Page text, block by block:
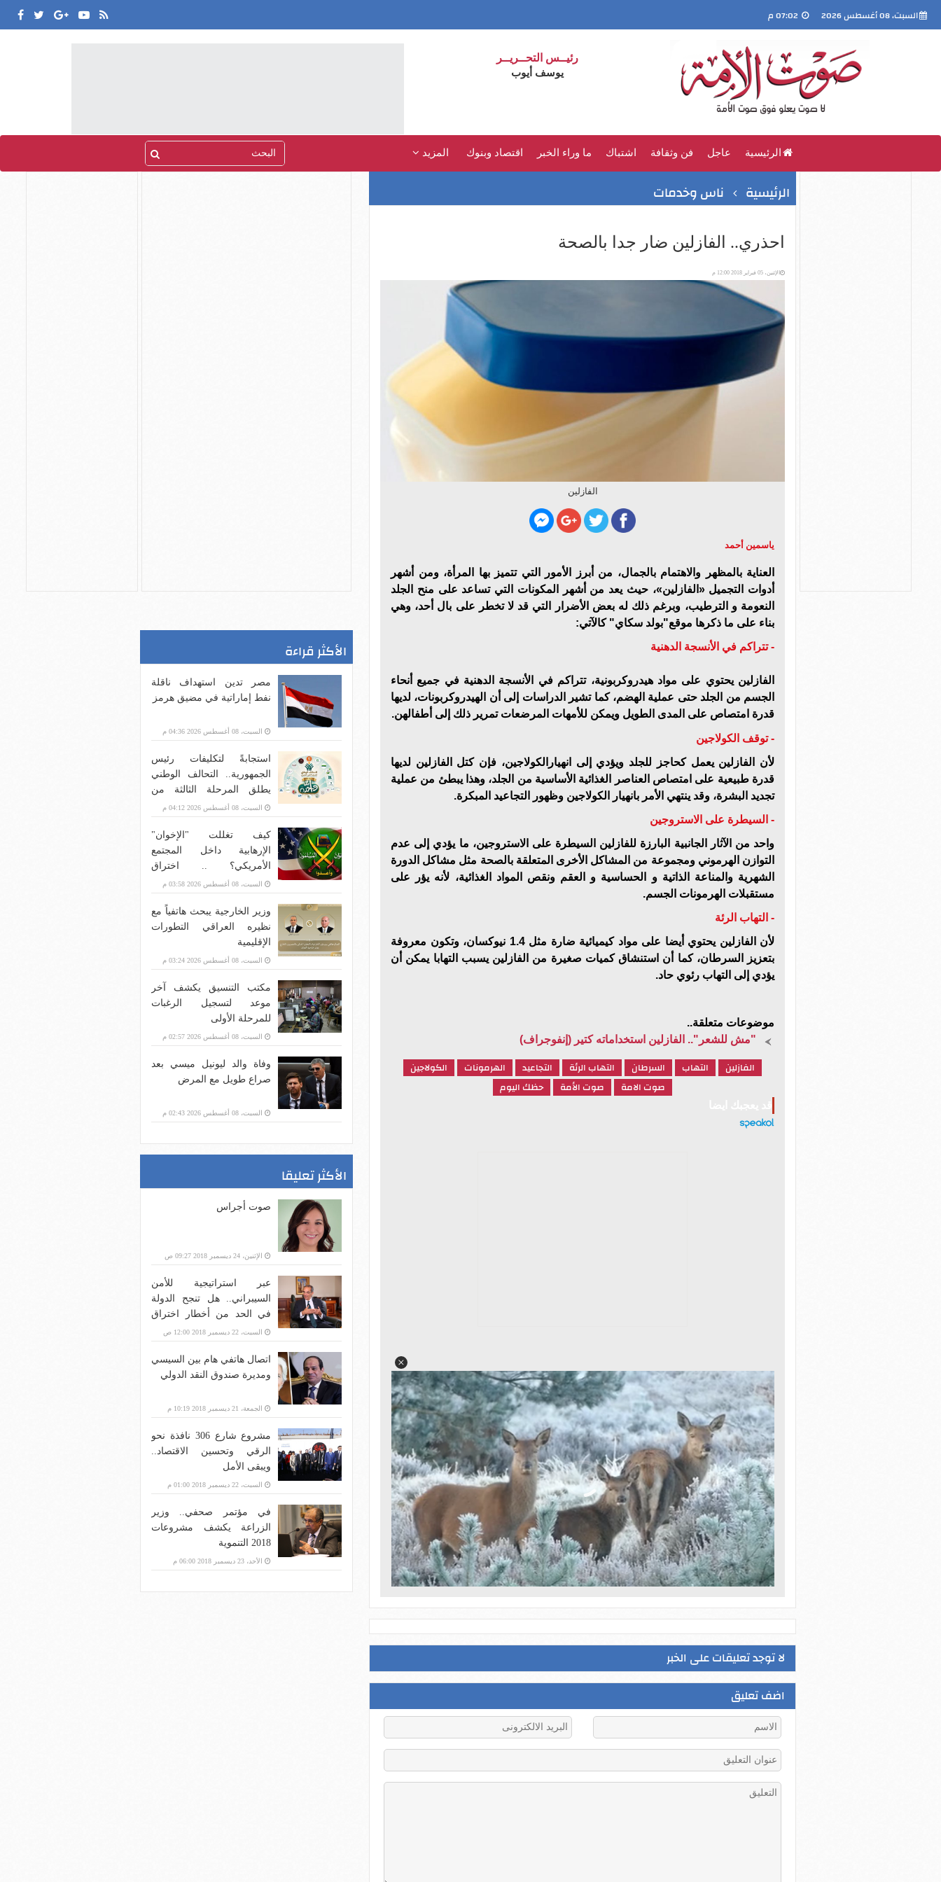
السبت، 08 أغسطس 2026
رئيــس التحــريــر
يوسف أيوب
الرئيسية عاجل فن وثقافة اشتباك ما وراء الخبر اقتصاد وبنوك المزيد
الرئيسية ناس وخدمات
احذري.. الفازلين ضار جدا بالصحة
الإثنين، 05 فبراير 2018 12:00 م
الفازلين
ياسمين أحمد
العناية بالمظهر والاهتمام بالجمال، من أبرز الأمور التي تتميز بها المرأة، ومن أشهر
أدوات التجميل «الفازلين»، حيث يعد من أشهر المكونات التي تساعد على منح الجلد
النعومة و الترطيب، وبرغم ذلك له بعض الأضرار التي قد لا تخطر على بال أحد، وهي
بناء على ما ذكرها موقع"بولد سكاي" كالآتي:
- تتراكم في الأنسجة الدهنية
الفازلين يحتوي على مواد هيدروكربونية، تتراكم في الأنسجة الدهنية في جميع أنحاء
الجسم من الجلد حتى عملية الهضم، كما تشير الدراسات إلى أن الهيدروكربونات، لديها
قدرة امتصاص على المدى الطويل ويمكن للأمهات المرضعات تمرير ذلك إلى أطفالهن.
- توقف الكولاجين
لأن الفازلين يعمل كحاجز للجلد ويؤدي إلى انهيارالكولاجين، فإن كتل الفازلين لديها
قدرة طبيعية على امتصاص العناصر الغذائية الأساسية من الجلد، وهذا يبطئ من عملية
تجديد البشرة، وقد ينتهي الأمر بانهيار الكولاجين وظهور التجاعيد المبكرة.
- السيطرة على الاستروجين
واحد من الآثار الجانبية البارزة للفازلين السيطرة على الاستروجين، ما يؤدي إلى عدم
التوازن الهرموني ومجموعة من المشاكل الأخرى المتعلقة بالصحة مثل مشاكل الدورة
الشهرية والمناعة الذاتية و الحساسية و العقم ونقص المواد الغذائية، لأنه يؤر على
مستقبلات الهرمونات الجسم.
- التهاب الرئة
لأن الفازلين يحتوي أيضا على مواد كيميائية ضارة مثل1.4 نيوكسان، وتكون معروفة
بتعزيز السرطان، كما أن استنشاق كميات صغيرة من الفازلين يسبب التهابا يمكن أن
يؤدي إلى التهاب رئوي حاد.
موضوعات متعلقة..
"مش للشعر".. الفازلين استخداماته كتير (إنفوجراف)
الفازلين التهاب السرطان التهاب الرئة التجاعيد الهرمونات
الكولاجين
صوت الامة
صوت الأمة حظك اليوم
لا توجد تعليقات على الخبر
اضف تعليق
الأكثر قراءة
مصر تدين استهداف ناقلة
نفط إماراتية في مضيق هرمز
السبت، 08 أغسطس 2026 04:36 م
استجابةً لتكليفات رئيس
الجمهورية.. التحالف الوطني
يطلق المرحلة الثالثة من
مبادرة "إيد واحدة" ويستهدف
تقديم الخدمات لـ3 ملايين
مستفيد من الفئات الأكثر
احتياجاً
السبت، 08 أغسطس 2026 04:12 م
كيف تغللت "الإخوان"
الإرهابية داخل المجتمع
الأمريكي؟ .. اختراق
مؤسسات خيرية وتوجيه
أموالها لدعم الإرهاب
السبت، 08 أغسطس 2026 03:58 م
وزير الخارجية يبحث هاتفياً مع
نظيره العراقي التطورات
الإقليمية
السبت، 08 أغسطس 2026 03:24 م
مكتب التنسيق يكشف آخر
موعد لتسجيل الرغبات
للمرحلة الأولى
السبت، 08 أغسطس 2026 02:57 م
وفاة والد ليونيل ميسي بعد
صراع طويل مع المرض
السبت، 08 أغسطس 2026 02:43 م
الأكثر تعليقا
صوت أجراس
الإثنين، 24 ديسمبر 2018 09:27 ص
عبر استراتيجية للأمن
السيبراني.. هل تنجح الدولة
في الحد من أخطار اختراق
بنية الاتصالات؟
السبت، 22 ديسمبر 2018 12:00 ص
اتصال هاتفي هام بين السيسي
ومديرة صندوق النقد الدولي
الجمعة، 21 ديسمبر 2018 10:19 م
مشروع شارع 306 نافذة نحو
الرقي وتحسين الاقتصاد..
ويبقى الأمل
السبت، 22 ديسمبر 2018 01:00 م
في مؤتمر صحفي.. وزير
الزراعة يكشف مشروعات
2018 التنموية
الأحد، 23 ديسمبر 2018 06:00 م